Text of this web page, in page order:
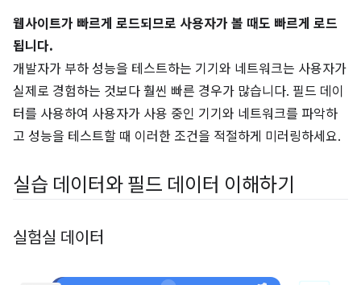
웹사이트가 빠르게 로드되므로 사용자가 볼 때도 빠르게 로드
됩니다.
개발자가 부하 성능을 테스트하는 기기와 네트워크는 사용자가
실제로 경험하는 것보다 훨씬 빠른 경우가 많습니다. 필드 데이
터를 사용하여 사용자가 사용 중인 기기와 네트워크를 파악하
고 성능을 테스트할 때 이러한 조건을 적절하게 미러링하세요.
실습 데이터와 필드 데이터 이해하기
실험실 데이터